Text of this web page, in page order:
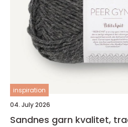
inspiration
04. July 2026
Sandnes garn kvalitet, tradition och